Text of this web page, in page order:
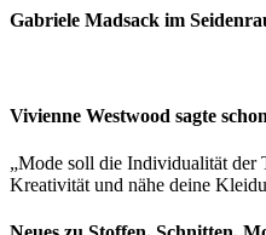
Gabriele Madsack im
Vivienne Westwood sagte
„Mode soll die Individualität der
Kreativität und nähe deine